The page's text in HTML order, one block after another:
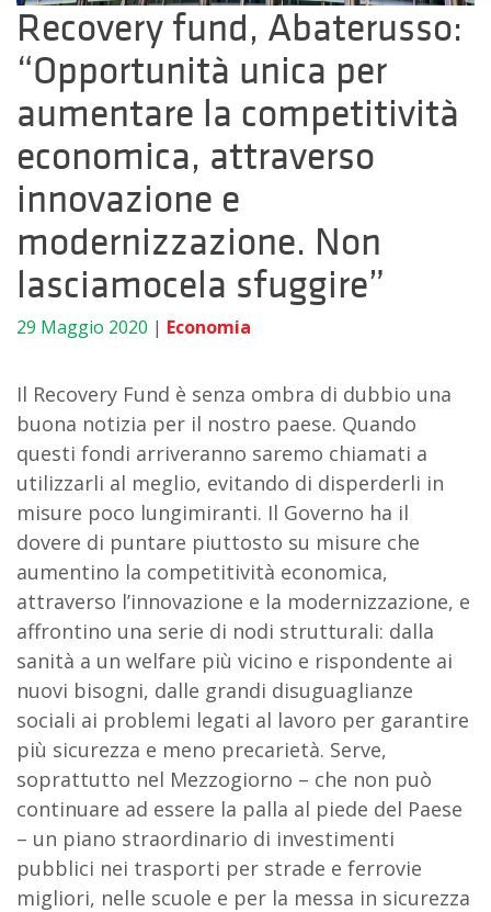
Recovery fund, Abaterusso:
“Opportunità unica per
aumentare la competitività
economica, attraverso
innovazione e
modernizzazione. Non
lasciamocela sfuggire”
29 Maggio 2020 | Economia
Il Recovery Fund è senza ombra di dubbio una
buona notizia per il nostro paese. Quando
questi fondi arriveranno saremo chiamati a
utilizzarli al meglio, evitando di disperderli in
misure poco lungimiranti. Il Governo ha il
dovere di puntare piuttosto su misure che
aumentino la competitività economica,
attraverso l’innovazione e la modernizzazione, e
affrontino una serie di nodi strutturali: dalla
sanità a un welfare più vicino e rispondente ai
nuovi bisogni, dalle grandi disuguaglianze
sociali ai problemi legati al lavoro per garantire
più sicurezza e meno precarietà. Serve,
soprattutto nel Mezzogiorno – che non può
continuare ad essere la palla al piede del Paese
– un piano straordinario di investimenti
pubblici nei trasporti per strade e ferrovie
migliori, nelle scuole e per la messa in sicurezza